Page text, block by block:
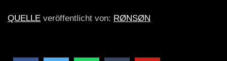
QUELLE veröffentlicht von: RØNSØN